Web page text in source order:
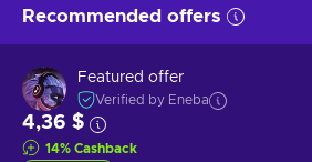
Recommended offers
Featured offer
Verified by Eneba
4,36 $
14% Cashback